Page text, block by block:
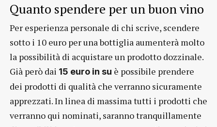
Quanto spendere per un buon vino
Per esperienza personale di chi scrive, scendere
sotto i 10 euro per una bottiglia aumenterà molto
la possibilità di acquistare un prodotto dozzinale.
Già però dai 15 euro in su è possibile prendere
dei prodotti di qualità che verranno sicuramente
apprezzati. In linea di massima tutti i prodotti che
verranno qui nominati, saranno tranquillamente